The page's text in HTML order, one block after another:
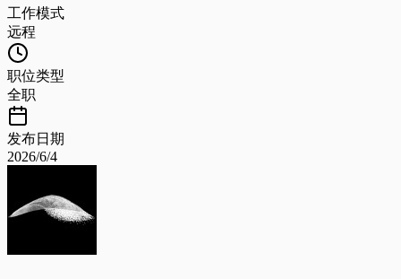
工作模式
远程
职位类型
全职
发布日期
2026/6/4